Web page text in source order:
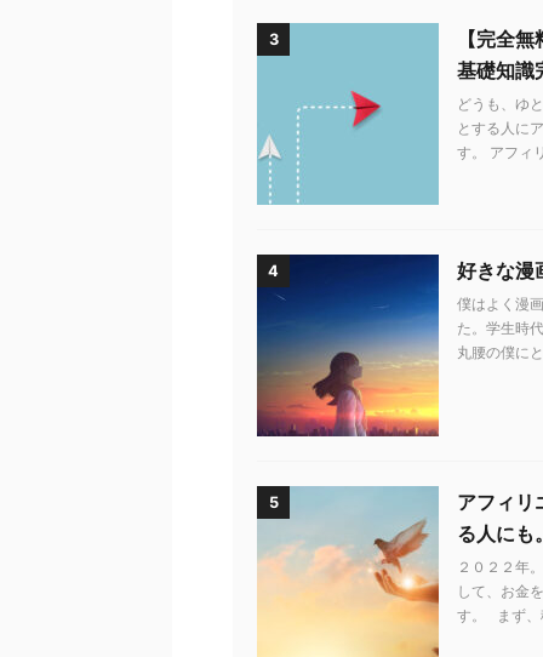
3
【完全
基礎知識
どうも、ゆ
とする人に
す。 アフィ
4 好きな漫
僕はよく漫
た。学生時
丸腰の僕に
5
アフィリ
る人にも
２０２２年
して、お金
す。 まず、